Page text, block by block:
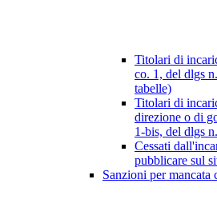
Titolari di
co. 1, del dlgs
tabelle)
Titolari di
direzione o di
1-bis, del dlgs
Cessati
pubblicare sul
Sanzioni per mancata